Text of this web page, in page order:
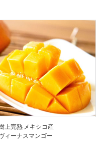
上完熟 メキシコ産
ィーナスマンゴー